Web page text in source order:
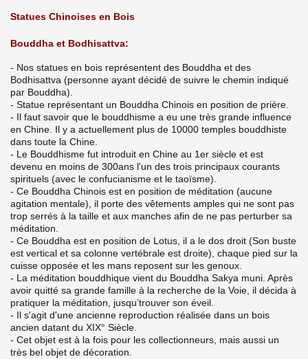
Statues Chinoises en Bois
Bouddha et Bodhisattva:
- Nos statues en bois représentent des Bouddha et des
Bodhisattva (personne ayant décidé de suivre le chemin indiqué
par Bouddha).
- Statue représentant un Bouddha Chinois en position de prière.
- Il faut savoir que le bouddhisme a eu une très grande influence
en Chine. Il y a actuellement plus de 10000 temples bouddhiste
dans toute la Chine.
- Le Bouddhisme fut introduit en Chine au 1er siècle et est
devenu en moins de 300ans l'un des trois principaux courants
spirituels (avec le confucianisme et le taoïsme).
- Ce Bouddha Chinois est en position de méditation (aucune
agitation mentale), il porte des vêtements amples qui ne sont pas
trop serrés à la taille et aux manches afin de ne pas perturber sa
méditation.
- Ce Bouddha est en position de Lotus, il a le dos droit (Son buste
est vertical et sa colonne vertébrale est droite), chaque pied sur la
cuisse opposée et les mans reposent sur les genoux.
- La méditation bouddhique vient du Bouddha Sakya muni. Après
avoir quitté sa grande famille à la recherche de la Voie, il décida à
pratiquer la méditation, jusqu’trouver son éveil.
- Il s'agit d'une ancienne reproduction réalisée dans un bois
ancien datant du XIX° Siècle.
- Cet objet est à la fois pour les collectionneurs, mais aussi un
très bel objet de décoration.